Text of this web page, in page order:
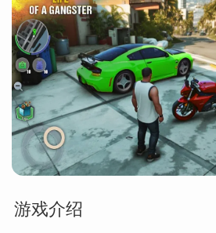
游戏介绍